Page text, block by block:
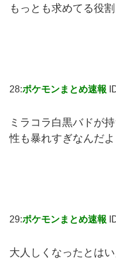
もっとも求めてる役
28:ポケモンまとめ速報
ミラコラ白黒バドが
性も暴れすぎなんだよ
29:ポケモンまとめ速報
大人しくなったとは